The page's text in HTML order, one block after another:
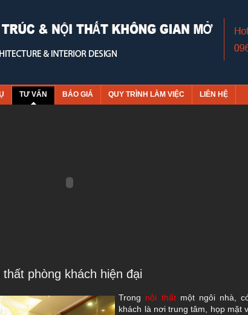
TƯ VẤN BÁO GIÁ QUY TRÌNH LÀM VIỆC LIÊN HỆ
phòng khách hiện đại
Trong nội thấtmột ngôi nhà,
khách là nơi trung tâm, họp mặt